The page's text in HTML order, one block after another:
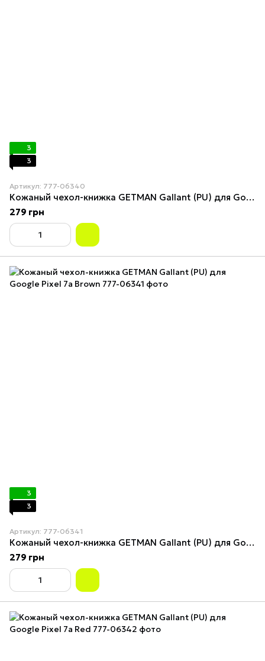
3
3
Артикул: 777-06340
Кожаный чехол-книжка GETMAN Gallant (PU) для Google Pixel 7a Green
279 грн
3
3
Артикул: 777-06341
Кожаный чехол-книжка GETMAN Gallant (PU) для Google Pixel 7a Brown
279 грн